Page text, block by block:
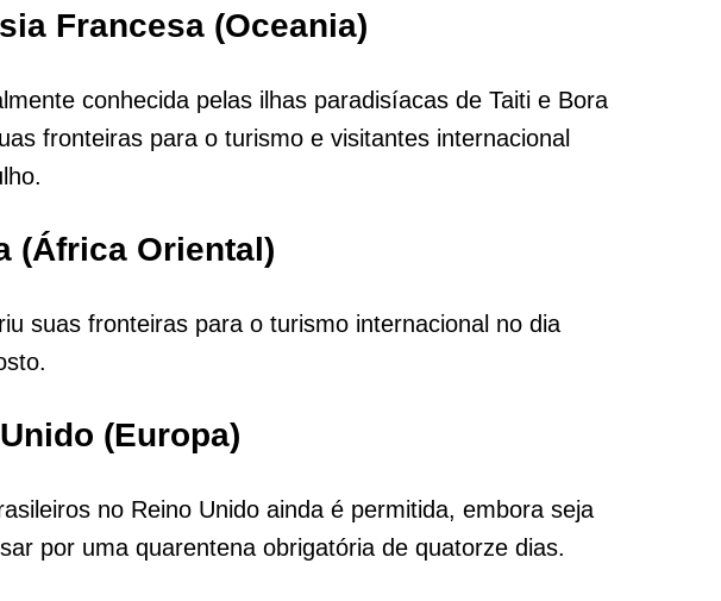
Francesa (Oceania)
conhecida pelas ilhas paradisíacas de Taiti e Bora
fronteiras para o turismo e visitantes internacional
(África Oriental)
suas fronteiras para o turismo internacional no dia
(Europa)
no Reino Unido ainda é permitida, embora seja
por uma quarentena obrigatória de quatorze dias.